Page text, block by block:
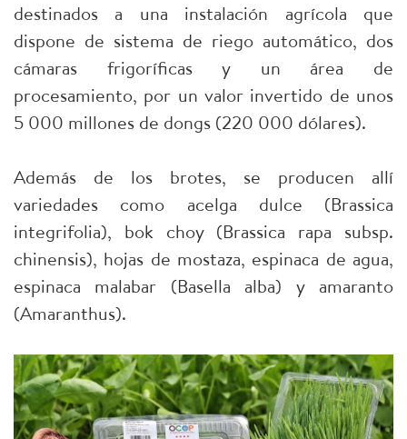
destinados a una instalación agrícola que
dispone de sistema de riego automático, dos
cámaras frigoríficas y un área de
procesamiento, por un valor invertido de unos
5 000 millones de dongs (220 000 dólares).
Además de los brotes, se producen allí
variedades como acelga dulce (Brassica
integrifolia), bok choy (Brassica rapa subsp.
chinensis), hojas de mostaza, espinaca de agua,
espinaca malabar (Basella alba) y amaranto
(Amaranthus).